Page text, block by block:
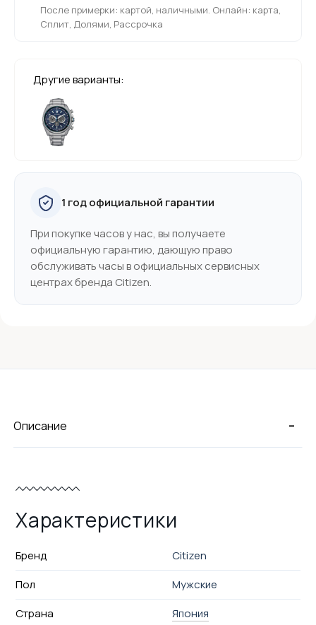
После примерки: картой, наличными. Онлайн: карта,
Сплит, Долями, Рассрочка
Другие варианты:
1 год официальной гарантии
При покупке часов у нас, вы получаете
официальную гарантию, дающую право
обслуживать часы в официальных сервисных
центрах бренда Citizen.
-
Описание
Характеристики
Бренд
Citizen
Пол
Мужские
Страна
Япония